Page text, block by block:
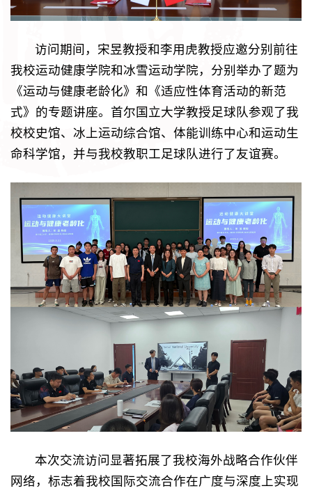
访问期间，宋昱教授和李用虎教授应邀分别前往
我校运动健康学院和冰雪运动学院，分别举办了题为
《运动与健康老龄化》和《适应性体育活动的新范
式》的专题讲座。首尔国立大学教授足球队参观了我
校校史馆、冰上运动综合馆、体能训练中心和运动生
命科学馆，并与我校教职工足球队进行了友谊赛。
本次交流访问显著拓展了我校海外战略合作伙伴
网络，标志着我校国际交流合作在广度与深度上实现